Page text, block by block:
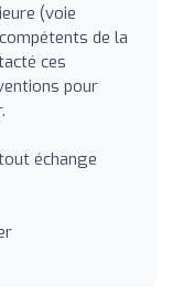
(voie
de la
ces
pour
échange